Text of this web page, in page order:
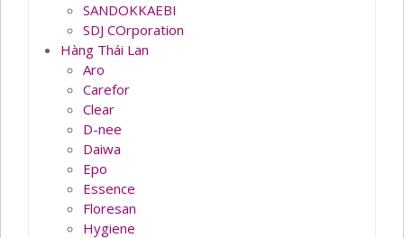
SANDOKKAEBI
SDJ COrporation
Hàng Thái Lan
Aro
Carefor
Clear
D-nee
Daiwa
Epo
Essence
Floresan
Hygiene